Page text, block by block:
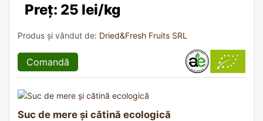
Preț: 25 lei/kg
Produs și vândut de: Dried&Fresh Fruits SRL
Comandă
Suc de mere și cătină ecologică